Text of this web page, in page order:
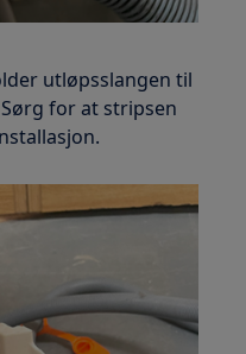
utløpsslangen til
for at stripsen